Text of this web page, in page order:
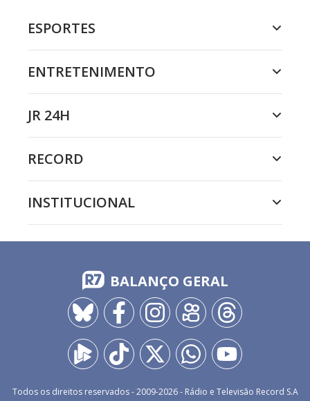
ESPORTES
ENTRETENIMENTO
JR 24H
RECORD
INSTITUCIONAL
BALANÇO GERAL
Todos os direitos reservados - 2009-2026- Rádio e Televisão Record S.A